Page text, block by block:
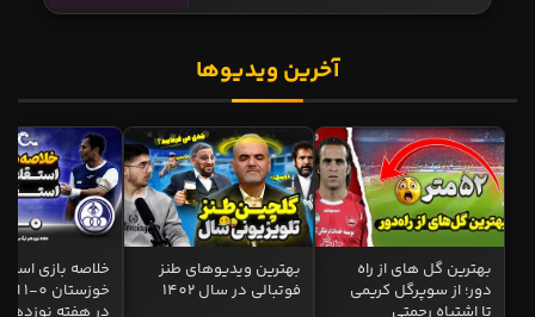
آخرین ویدیوها
بهترین گل های از راه
دور؛ از سوپرگل کریمی
تا اشتباه رحمتی
بهترین ویدیوهای طنز
فوتبالی در سال 1402
خلاصه بازی
در هفته نوزدهم